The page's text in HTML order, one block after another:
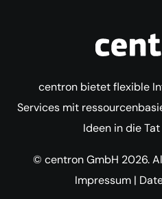
centron bietet flexible
Services mit
Ideen in die
© centron GmbH 2026.
Impressum |